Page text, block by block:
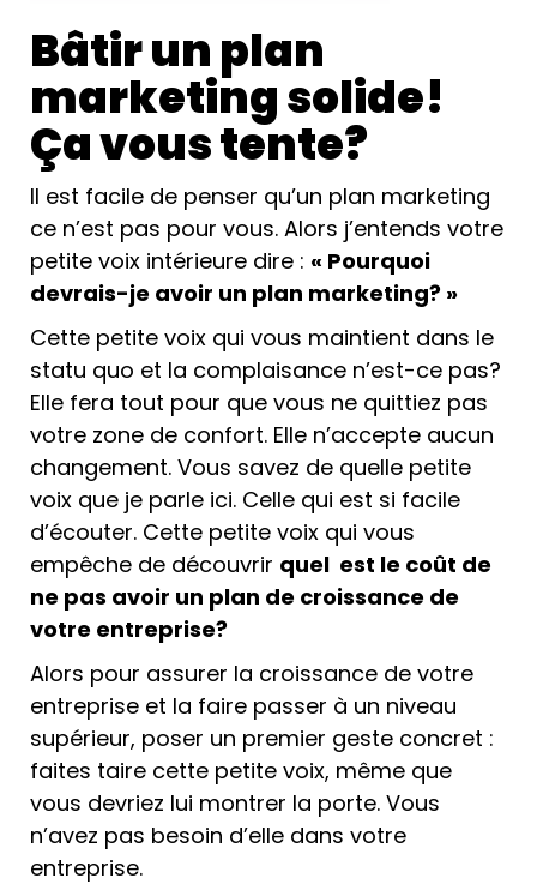
Bâtir un plan
marketing solide!
Ça vous tente?
Il est facile de penser qu’un plan marketing
ce n’est pas pour vous. Alors j’entends votre
petite voix intérieure dire : « Pourquoi
devrais-je avoir un plan marketing? »
Cette petite voix qui vous maintient dans le
statu quo et la complaisance n’est-ce pas?
Elle fera tout pour que vous ne quittiez pas
votre zone de confort. Elle n’accepte aucun
changement. Vous savez de quelle petite
voix que je parle ici. Celle qui est si facile
d’écouter. Cette petite voix qui vous
empêche de découvrir quel est le coût de
ne pas avoir un plan de croissance de
votre entreprise?
Alors pour assurer la croissance de votre
entreprise et la faire passer à un niveau
supérieur, poser un premier geste concret :
faites taire cette petite voix, même que
vous devriez lui montrer la porte. Vous
n’avez pas besoin d’elle dans votre
entreprise.